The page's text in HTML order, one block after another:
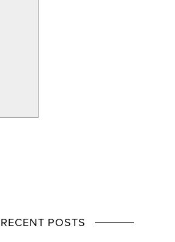
RECENT POSTS